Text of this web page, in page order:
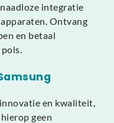
integratie
Ontvang
en betaal
en kwaliteit,
geen